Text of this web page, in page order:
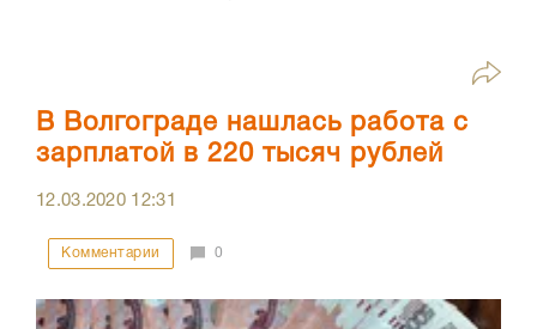
В Волгограде нашлась работа с
зарплатой в 220 тысяч рублей
12.03.2020 12:31
Комментарии 0